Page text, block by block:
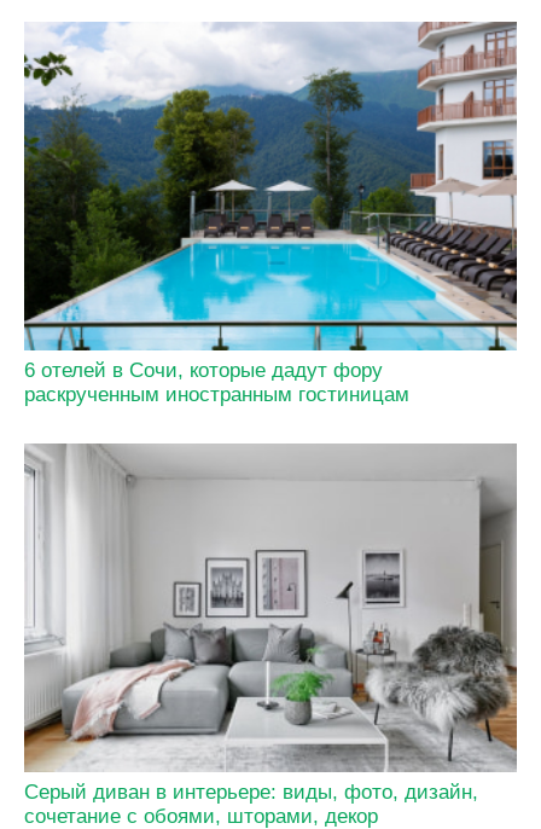
6 отелей в Сочи, которые дадут фору
раскрученным иностранным гостиницам
Серый диван в интерьере: виды, фото, дизайн,
сочетание с обоями, шторами, декор